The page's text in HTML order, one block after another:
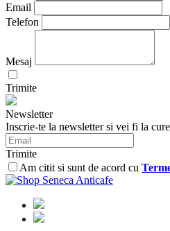
Email
Telefon
Mesaj
Trimite
Newsletter
Inscrie-te la newsletter si vei fi la
Trimite
Am citit si sunt de acord cu